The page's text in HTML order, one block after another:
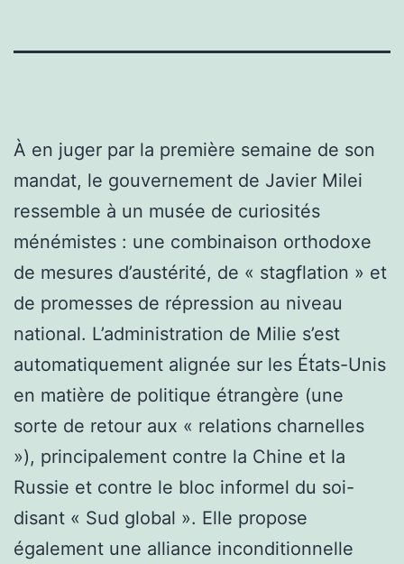
À en juger par la première semaine de son
mandat, le gouvernement de Javier Milei
ressemble à un musée de curiosités
ménémistes : une combinaison orthodoxe
de mesures d’austérité, de « stagflation » et
de promesses de répression au niveau
national. L’administration de Milie s’est
automatiquement alignée sur les États-Unis
en matière de politique étrangère (une
sorte de retour aux « relations charnelles
»), principalement contre la Chine et la
Russie et contre le bloc informel du soi-
disant « Sud global ». Elle propose
également une alliance inconditionnelle